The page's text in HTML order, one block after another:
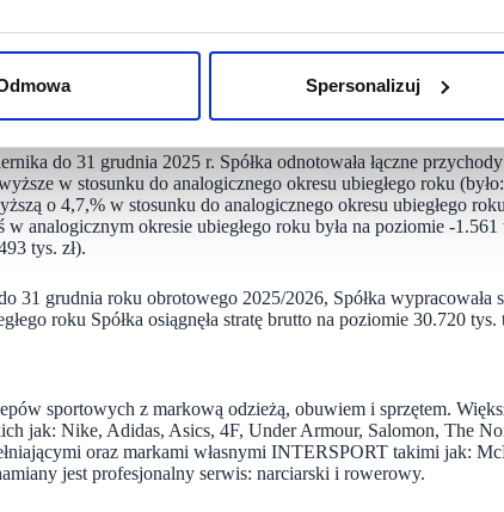
Spersonalizuj
narastająco, w 3 kwartałach roku obrotowego 2025/2026, tj.
przy/chody netto ze sprzedaży w wysokości 134.543 tys. zł,
(było: 140.701 tys. zł), wypracowała masę marży 39.545
roku (było: 43.694 tys. zł), wynik EBITDA wyniósł obecnie
poziomie -5.099 tys.
do 31 grudnia 2025 r. Spółka odnotowała łączne
w stosunku do analogicznego okresu ubiegłego roku
o 4,7,% w stosunku do analogicznego okresu ubiegłego
analogicznym okresie ubiegłego roku była na poziomie -1.561
tys. zł).
31 grudnia roku obrotowego 2025/2026, Spółka wypracowała
roku Spółka osiągnęła stratę brutto na poziomie 30.720 tys.
sportowych z markową odzieżą, obuwiem i sprzętem.
jak: Nike, Adidas, Asics, 4F, Under Armour, Salomon, The
oraz markami własnymi INTERSPORT takimi jak:
jest profesjonalny serwis: narciarski i rowerowy.